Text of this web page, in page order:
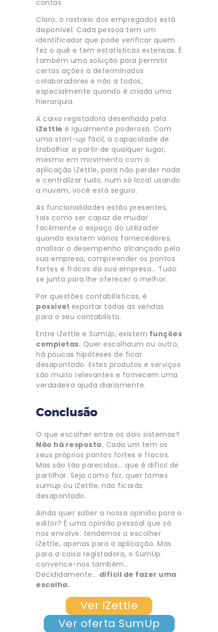
contas.
Claro, o rastreio dos empregados está
disponível. Cada pessoa tem um
identificador que pode verificar quem
fez o quê e tem estatísticas extensas. É
também uma solução para permitir
certas ações a determinados
colaboradores e não a todos,
especialmente quando é criada uma
hierarquia.
A caixa registadora desenhada pela
iZettle é igualmente poderosa. Com
uma start-up fácil, a capacidade de
trabalhar a partir de qualquer lugar,
mesmo em movimento com a
aplicação iZettle, para não perder nada
e centralizar tudo, num só local usando
a nuvem, você está seguro.
As funcionalidades estão presentes,
tais como ser capaz de mudar
facilmente o espaço do utilizador
quando existem vários fornecedores,
analisar o desempenho alcançado pela
sua empresa, compreender os pontos
fortes e fracos da sua empresa… Tudo
se junta para lhe oferecer o melhor.
Por questões contabilísticas, é
possível exportar todas as vendas
para o seu contabilista.
Entre iZettle e SumUp, existem funções
completas. Quer escolhaum ou outro,
há poucas hipóteses de ficar
desapontado. Estes produtos e serviços
são muito relevantes e fornecem uma
verdadeira ajuda diariamente.
Conclusão
O que escolher entre os dois sistemas?
Não há resposta. Cada um tem os
seus próprios pontos fortes e fracos.
Mas são tão parecidos… que é difícil de
partilhar. Seja como for, quer tomes
sumup ou iZettle, não ficarás
desapontado.
Ainda quer saber a nossa opinião para o
editor? É uma opinião pessoal que só
nos envolve: tendemos a escolher
iZettle, apenas para a aplicação. Mas
para a caixa registadora, o SumUp
convence-nos também…
Decididamente… difícil de fazer uma
escolha.
Ver iZettle
Ver oferta SumUp